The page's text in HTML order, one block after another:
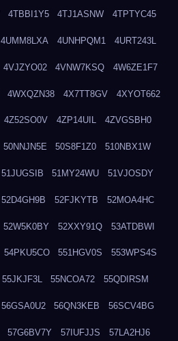
4TBBI1Y5 4TJ1ASNW 4TPTYC45
4UMM8LXA 4UNHPQM1 4URT243L
4VJZYO02 4VNW7KSQ 4W6ZE1F7
4WXQZN38 4X7TT8GV 4XYOT662
4Z52SO0V 4ZP14UIL 4ZVGSBH0
50NNJN5E 50S8F1Z0 510NBX1W
51JUGSIB 51MY24WU 51VJOSDY
52D4GH9B 52FJKYTB 52MOA4HC
52W5K0BY 52XXY91Q 53ATDBWI
54PKU5CO 551HGV0S 553WPS4S
55JKJF3L 55NCOA72 55QDIRSM
56GSA0U2 56QN3KEB 56SCV4BG
57G6BV7Y 57IUFJJS 57LA2HJ6